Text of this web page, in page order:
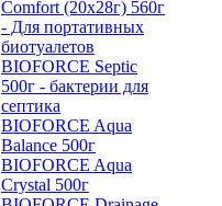
Comfort (20x28г) 560г
- Для портативных
биотуалетов
BIOFORCE Septic
500г - бактерии для
септика
BIOFORCE Aqua
Balance 500г
BIOFORCE Aqua
Crystal 500г